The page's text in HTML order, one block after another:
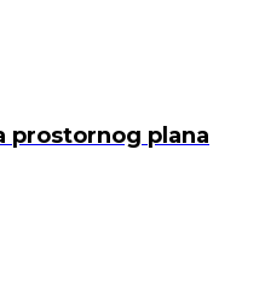
prostornog plana